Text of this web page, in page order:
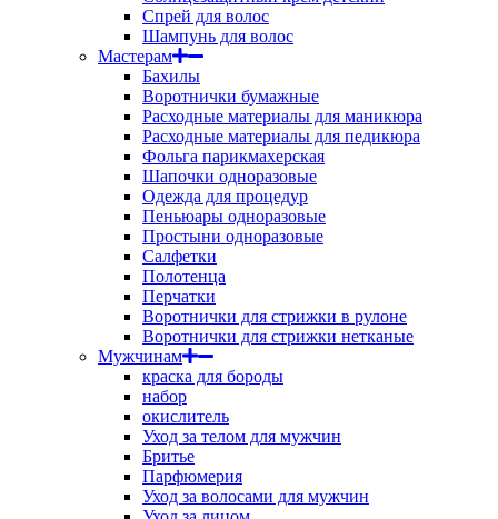
Спрей для волос
Шампунь для волос
Мастерам
Бахилы
Воротнички бумажные
Расходные материалы для маникюра
Расходные материалы для педикюра
Фольга парикмахерская
Шапочки одноразовые
Одежда для процедур
Пеньюары одноразовые
Простыни одноразовые
Салфетки
Полотенца
Перчатки
Воротнички для стрижки в рулоне
Воротнички для стрижки нетканые
Мужчинам
краска для бороды
набор
окислитель
Уход за телом для мужчин
Бритье
Парфюмерия
Уход за волосами для мужчин